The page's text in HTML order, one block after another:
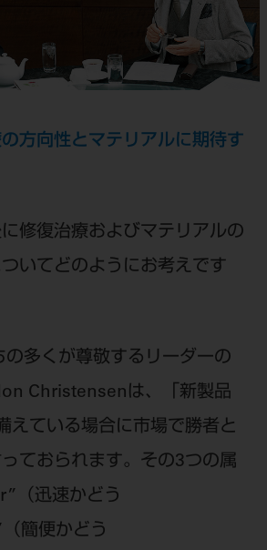
方向性とマテリアルに期待す
に修復治療およびマテリアルの
いてどのようにお考えです
の多くが尊敬するリーダーの
Christensenは、「新製品
えている場合に市場で勝者と
ておられます。その3つの属
（迅速かどう
簡便かどう